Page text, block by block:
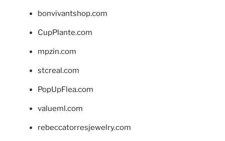
bonvivantshop.com
CupPlante.com
mpzin.com
stcreal.com
PopUpFlea.com
valueml.com
rebeccatorresjewelry.com